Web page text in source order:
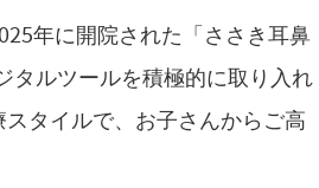
年に開院された「ささき耳鼻
タルツールを積極的に取り入れ
タイルで、お子さんからご高